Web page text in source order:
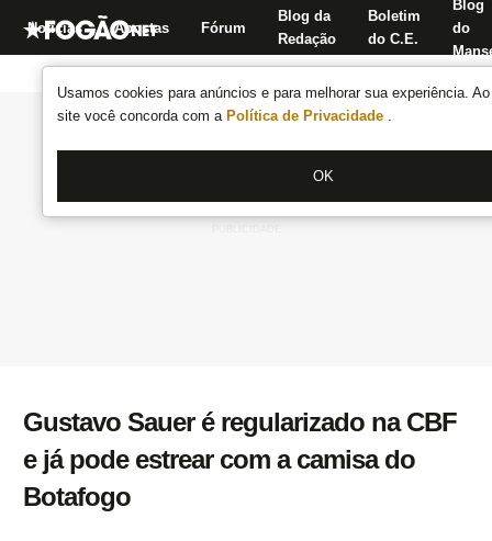
Usamos cookies para anúncios e para melhorar sua experiência.
site você concorda com a Política de Privacidade .
OK
Notícias Apostas Fórum
Blog da
Redação
Boletim
do C.E.
Blog
do
Gustavo Sauer é regularizado na CBF
e já pode estrear com a camisa do
Botafogo